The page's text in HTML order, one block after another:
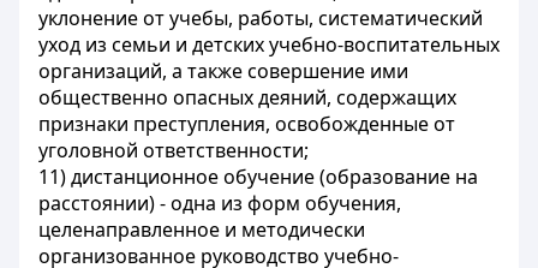
уклонение от учебы, работы, систематический
уход из семьи и детских учебно-воспитательных
организаций, а также совершение ими
общественно опасных деяний, содержащих
признаки преступления, освобожденные от
уголовной ответственности;
11) дистанционное обучение (образование на
расстоянии) - одна из форм обучения,
целенаправленное и методически
организованное руководство учебно-